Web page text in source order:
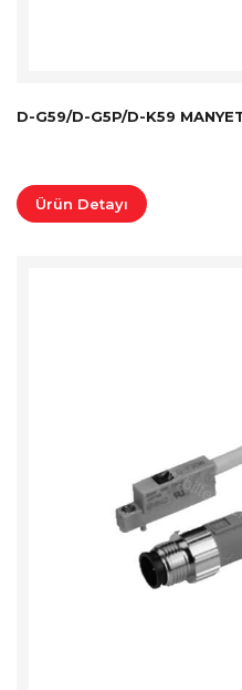
D-G59/D-G5P/D-K59
Ürün Detayı